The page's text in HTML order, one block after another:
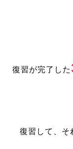
復習が完了した
復習して、そ